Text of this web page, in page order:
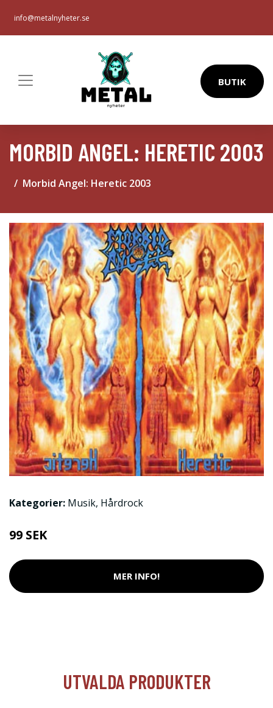
info@metalnyheter.se
BUTIK
MORBID ANGEL: HERETIC 2003
Morbid Angel: Heretic 2003
Kategorier: Musik, Hårdrock
99 SEK
MER INFO!
UTVALDA PRODUKTER